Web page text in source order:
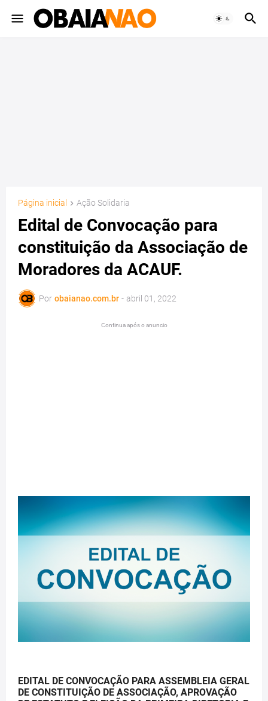
Página inicial Ação Solidaria
Edital de Convocação para
constituição da Associação de
Moradores da ACAUF.
Por obaianao.com.br - abril 01, 2022
Continua após o anuncio
EDITAL DE CONVOCAÇÃO PARA ASSEMBLEIA GERAL
DE CONSTITUIÇÃO DE ASSOCIAÇÃO, APROVAÇÃO